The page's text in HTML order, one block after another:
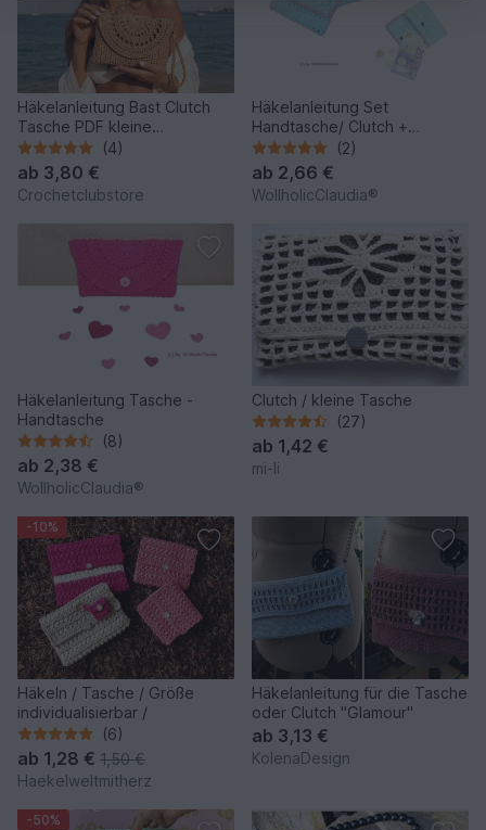
Häkelanleitung Bast Clutch
Tasche PDF kleine
Sommertasche häkeln
Crossbody
(4)
ab 3,80 €
Crochetclubstore
Häkelanleitung Set
Handtasche/ Clutch +
Geldbörse
(2)
ab 2,66 €
WollholicClaudia®
Häkelanleitung Tasche -
Handtasche
(8)
ab 2,38 €
WollholicClaudia®
Clutch / kleine Tasche
(27)
ab 1,42 €
mi-li
-10%
Häkeln / Tasche / Größe
individualisierbar /
(6)
ab 1,28 € 1,50 €
Haekelweltmitherz
Häkelanleitung für die Tasche
oder Clutch "Glamour"
ab 3,13 €
KolenaDesign
-50%